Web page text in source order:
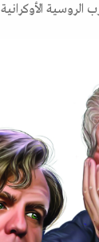
الأوكرانية